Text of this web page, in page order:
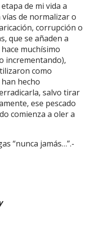
de mi vida a
de normalizar o
corrupción o
que se añaden a
muchísimo
incrementando),
como
hecho
salvo tirar
ese pescado
comienza a oler a
“nunca jamás…”.-